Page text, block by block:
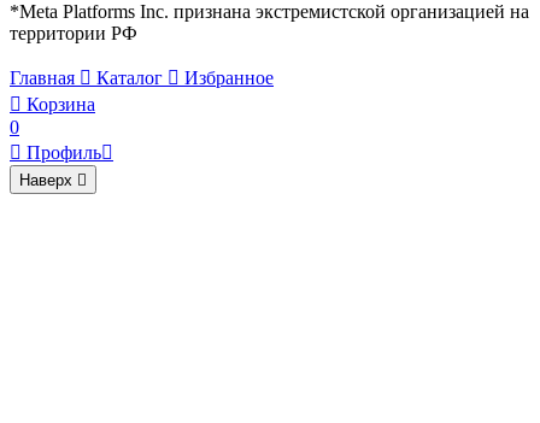
*Meta Platforms Inc. признана экстремистской организацией на
территории РФ
Главная  Каталог  Избранное
 Корзина
0
 Профиль
Наверх 